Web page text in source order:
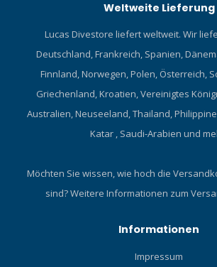
Weltweite Lieferung
Lucas Divestore liefert weltweit. Wir
Deutschland, Frankreich, Spanien,
Finnland, Norwegen, Polen, Österreich,
Griechenland, Kroatien, Vereinigtes
Australien, Neuseeland, Thailand,
Katar , Saudi-Arabien und
Möchten Sie wissen, wie hoch die
sind?Weitere Informationen zum
Informationen
Impressum